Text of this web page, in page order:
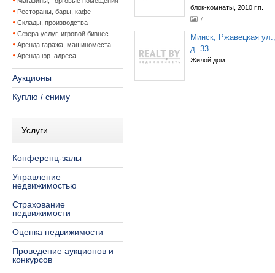
Рестораны, бары, кафе
Склады, производства
Сфера услуг, игровой бизнес
Аренда гаража, машиноместа
Аренда юр. адреса
Аукционы
Куплю / сниму
Услуги
Конференц-залы
Управление
недвижимостью
Страхование
недвижимости
Оценка недвижимости
Проведение аукционов и
конкурсов
блок-комнаты, 2010 г.п.
7
Минск, Ржавецкая ул.,
д. 33
Жилой дом